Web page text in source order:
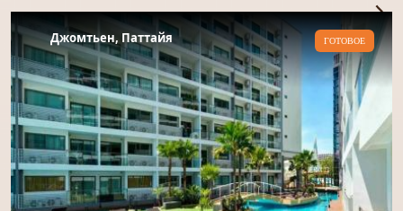
25.00 кв. м 1 1
Джомтьен, Паттайя ГОТОВОЕ